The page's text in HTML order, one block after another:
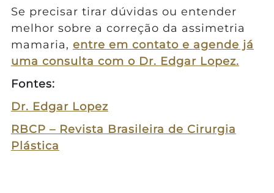
Se precisar tirar dúvidas ou entender
melhor sobre a correção da assimetria
mamaria, entre em contato e agende já
uma consulta com o Dr. Edgar Lopez.
Fontes:
Dr. Edgar Lopez
RBCP – Revista Brasileira de Cirurgia
Plástica